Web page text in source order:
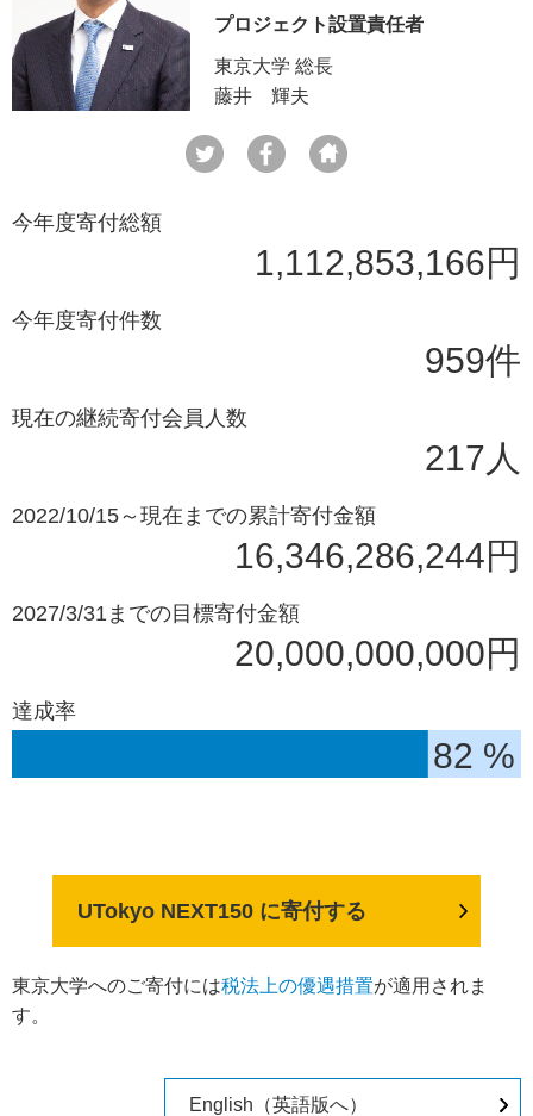
プロジェクト設置責任者
東京大学 総長
藤井 輝夫
今年度寄付総額
1,112,853,166円
今年度寄付件数
959件
現在の継続寄付会員人数
217人
2022/10/15～現在までの累計寄付金額
16,346,286,244円
2027/3/31までの目標寄付金額
20,000,000,000円
達成率
82 %
UTokyo NEXT150 に寄付する
東京大学へのご寄付には税法上の優遇措置が適用されま
す。
English（英語版へ）